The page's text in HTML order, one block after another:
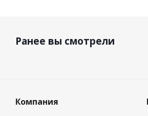
Ранее вы смотрели
Компания